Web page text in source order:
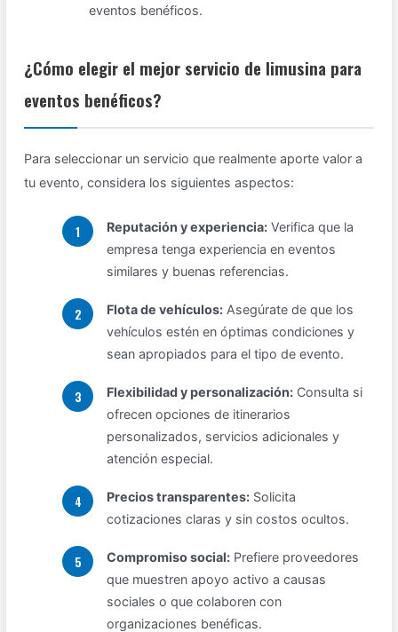
eventos benéficos.
¿Cómo elegir el mejor servicio de limusina para
eventos benéficos?
Para seleccionar un servicio que realmente aporte valor a
tu evento, considera los siguientes aspectos:
Reputación y experiencia: Verifica que la
empresa tenga experiencia en eventos
similares y buenas referencias.
Flota de vehículos: Asegúrate de que los
vehículos estén en óptimas condiciones y
sean apropiados para el tipo de evento.
Flexibilidad y personalización: Consulta si
ofrecen opciones de itinerarios
personalizados, servicios adicionales y
atención especial.
Precios transparentes: Solicita
cotizaciones claras y sin costos ocultos.
Compromiso social: Prefiere proveedores
que muestren apoyo activo a causas
sociales o que colaboren con
organizaciones benéficas.